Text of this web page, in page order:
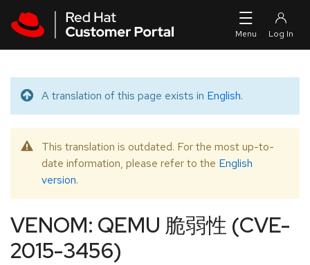
Translated message
A translation of this page exists in English.
Warning message
This translation is outdated. For the most up-to-
date information, please refer to the English
version.
VENOM: QEMU 脆弱性 (CVE-
2015-3456)